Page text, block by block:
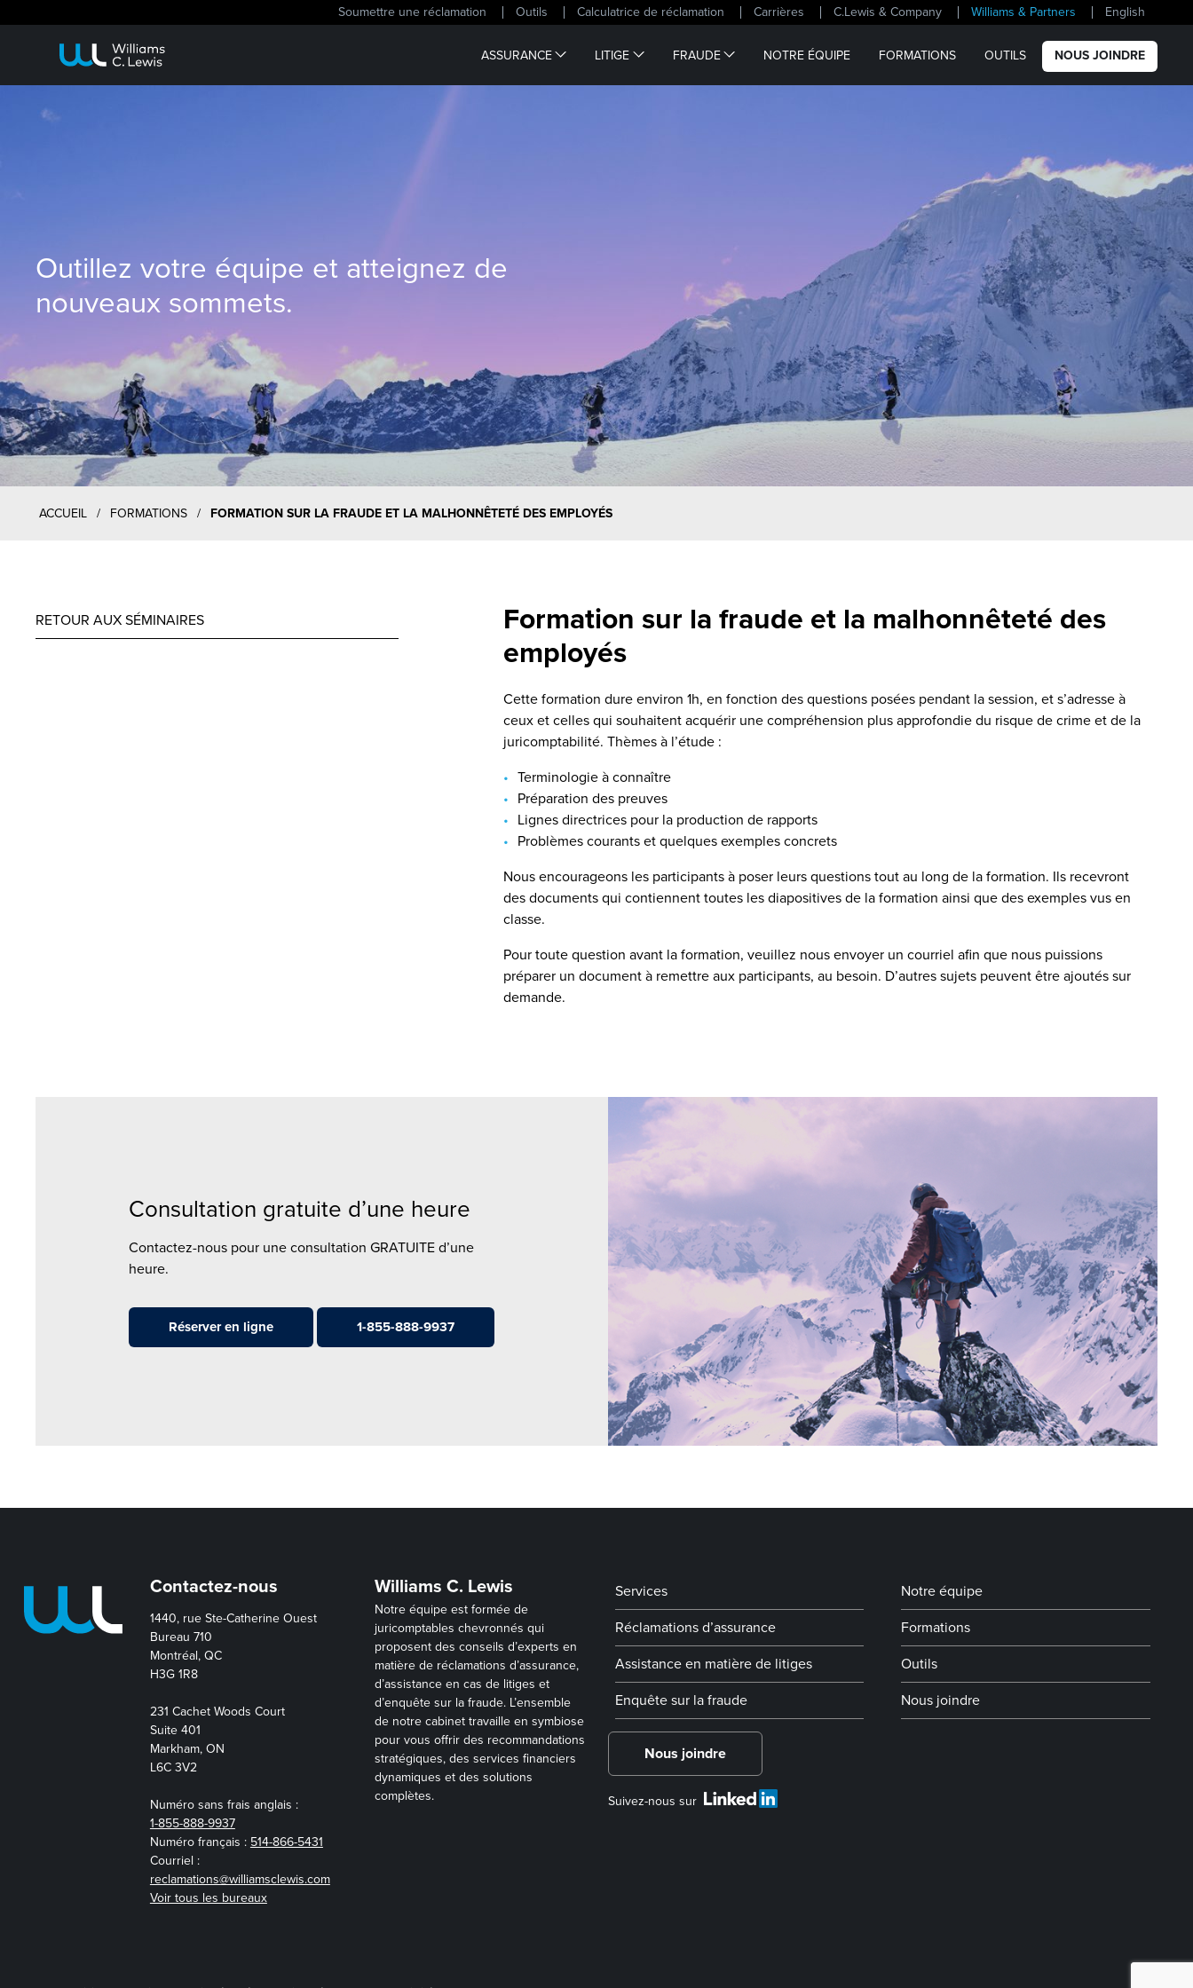
Soumettre une réclamation Outils Calculatrice de réclamation Carrières C.Lewis & Company Williams & Partners English
ASSURANCE LITIGE FRAUDE NOTRE ÉQUIPE FORMATIONS OUTILS NOUS JOINDRE
Outillez votre équipe et atteignez de
nouveaux sommets.
ACCUEIL / FORMATIONS / FORMATION SUR LA FRAUDE ET LA MALHONNÊTETÉ DES EMPLOYÉS
Formation sur la fraude et la malhonnêteté des
employés
Cette formation dure environ 1h, en fonction des questions posées pendant la session, et s’adresse à
ceux et celles qui souhaitent acquérir une compréhension plus approfondie du risque de crime et de la
juricomptabilité. Thèmes à l’étude :
Terminologie à connaître
Préparation des preuves
Lignes directrices pour la production de rapports
Problèmes courants et quelques exemples concrets
Nous encourageons les participants à poser leurs questions tout au long de la formation. Ils recevront
des documents qui contiennent toutes les diapositives de la formation ainsi que des exemples vus en
classe.
Pour toute question avant la formation, veuillez nous envoyer un courriel afin que nous puissions
préparer un document à remettre aux participants, au besoin. D’autres sujets peuvent être ajoutés sur
demande.
RETOUR AUX SÉMINAIRES
Consultation gratuite d’une heure
Contactez-nous pour une consultation GRATUITE d’une
heure.
Réserver en ligne 1-855-888-9937
Contactez-nous
1440, rue Ste-Catherine Ouest
Bureau 710
Montréal, QC
H3G 1R8
231 Cachet Woods Court
Suite 401
Markham, ON
L6C 3V2
Numéro sans frais anglais :
1-855-888-9937
Numéro français : 514-866-5431
Courriel :
reclamations@williamsclewis.com
Voir tous les bureaux
Williams C. Lewis
Notre équipe est formée de
juricomptables chevronnés qui
proposent des conseils d’experts en
matière de réclamations d’assurance,
d’assistance en cas de litiges et
d’enquête sur la fraude. L’ensemble
de notre cabinet travaille en symbiose
pour vous offrir des recommandations
stratégiques, des services financiers
dynamiques et des solutions
complètes.
Services
Réclamations d’assurance
Assistance en matière de litiges
Enquête sur la fraude
Notre équipe
Formations
Outils
Nous joindre
Nous joindre
Suivez-nous sur